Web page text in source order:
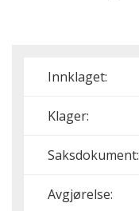
Innklaget:
Klager:
Saksdokument:
Avgjørelse: